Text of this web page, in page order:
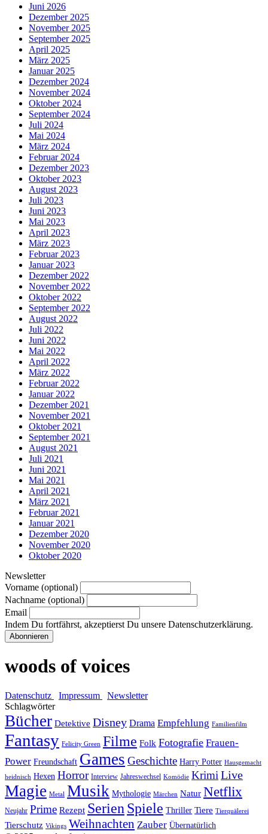
Juni 2026
Dezember 2025
November 2025
September 2025
April 2025
März 2025
Januar 2025
Dezember 2024
November 2024
Oktober 2024
September 2024
Juli 2024
Mai 2024
März 2024
Februar 2024
Dezember 2023
Oktober 2023
August 2023
Juli 2023
Juni 2023
Mai 2023
April 2023
März 2023
Februar 2023
Januar 2023
Dezember 2022
November 2022
Oktober 2022
September 2022
August 2022
Juli 2022
Juni 2022
Mai 2022
April 2022
März 2022
Februar 2022
Januar 2022
Dezember 2021
November 2021
Oktober 2021
September 2021
August 2021
Juli 2021
Juni 2021
Mai 2021
April 2021
März 2021
Februar 2021
Januar 2021
Dezember 2020
November 2020
Oktober 2020
Newsletter
Vorname (optional)
Nachname (optional)
Email
Indem Du fortfährst, akzeptierst Du unsere Datenschutzerklärung.
woods of voices
Datenschutz Impressum
Newsletter
Schlagwörter
Bücher Detektive Disney Drama Empfehlung Familienfilm
Fantasy Felicity Green Filme Folk Fotografie Frauen-
Power Freundschaft Games Geschichte Harry Potter Hausgemacht
heidnisch Hexen Horror Interview Jahreswechsel Komödie Krimi Live
Magie Metal Musik Mythologie Märchen Natur Netflix
Neujahr Prime Rezept Serien Spiele Thriller Tiere Tierquälerei
Tierschutz Vikings Weihnachten Zauber Übernatürlich